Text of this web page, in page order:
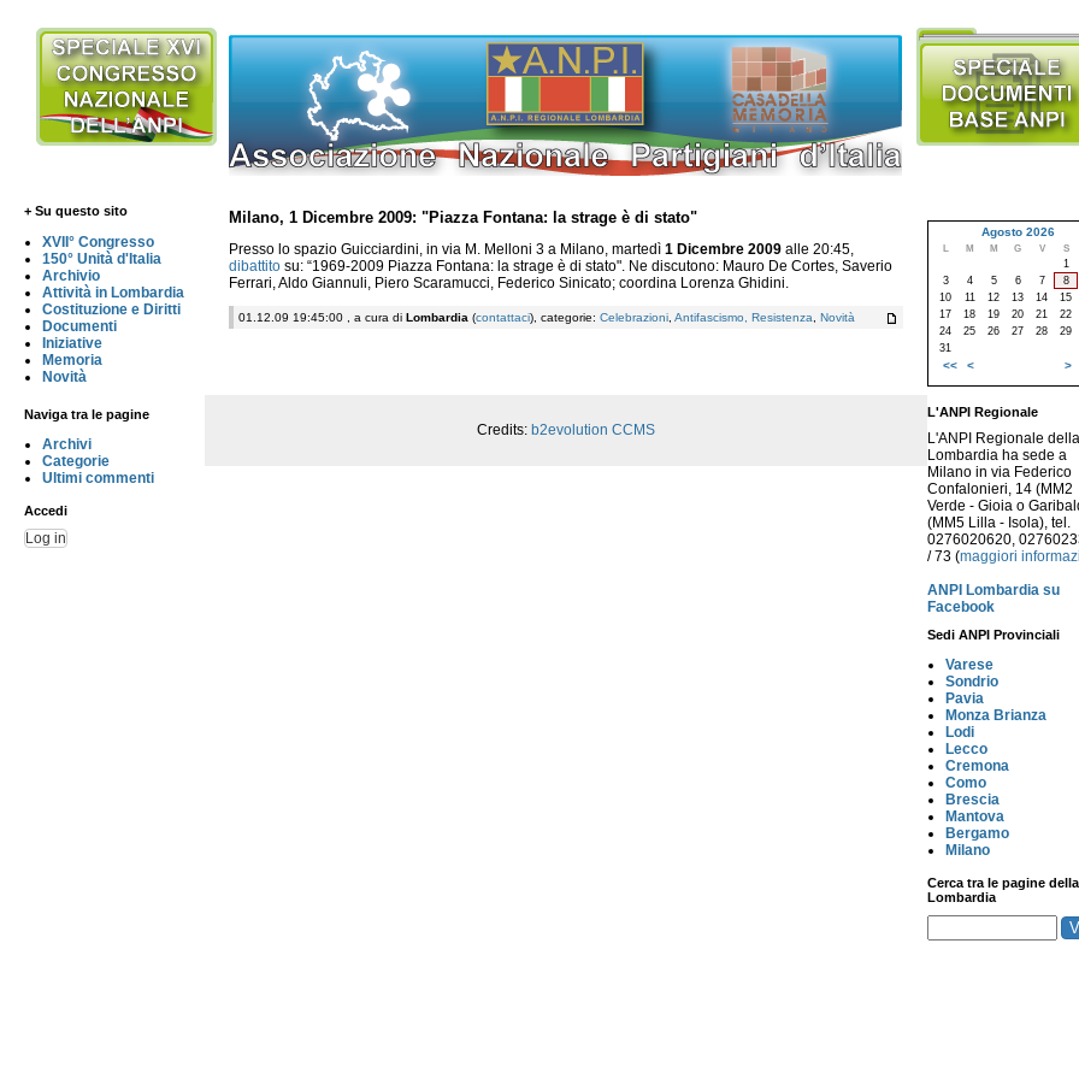
+ Su questo sito
XVII° Congresso
150° Unità d'Italia
Archivio
Attività in Lombardia
Costituzione e Diritti
Documenti
Iniziative
Memoria
Novità
Naviga tra le pagine
Archivi
Categorie
Ultimi commenti
Accedi
Log in
Milano, 1 Dicembre 2009: "Piazza Fontana: la strage è di stato"
Presso lo spazio Guicciardini, in via M. Melloni 3 a Milano, martedì 1 Dicembre 2009 alle 20:45,
dibattito su: “1969-2009 Piazza Fontana: la strage è di stato". Ne discutono: Mauro De Cortes, Saverio
Ferrari, Aldo Giannuli, Piero Scaramucci, Federico Sinicato; coordina Lorenza Ghidini.
01.12.09 19:45:00 , a cura di Lombardia (contattaci), categorie: Celebrazioni, Antifascismo, Resistenza, Novità
Agosto 2026
L M M G V S
1
3
4 5 6 7 8
10
11 12 13 14 15
17
18 19 20 21 22
24
25 26 27 28 29
31
<< < >
L'ANPI Regionale
L'ANPI Regionale della
Lombardia ha sede a
Milano in via Federico
Confalonieri, 14 (MM2
Verde - Gioia o
(MM5 Lilla - Isola), tel.
0276020620,
/ 73 (maggiori
ANPI Lombardia su
Facebook
Sedi ANPI Provinciali
Varese
Sondrio
Pavia
Monza Brianza
Lodi
Lecco
Cremona
Como
Brescia
Mantova
Bergamo
Milano
Cerca tra le pagine della
Lombardia
Credits: b2evolution CCMS